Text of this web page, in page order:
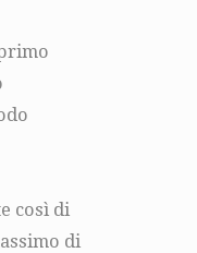
così di
di